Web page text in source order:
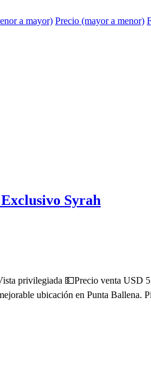
a mayor) Precio (mayor a menor)
Syrah
privilegiada 💵Precio venta
ubicación en Punta